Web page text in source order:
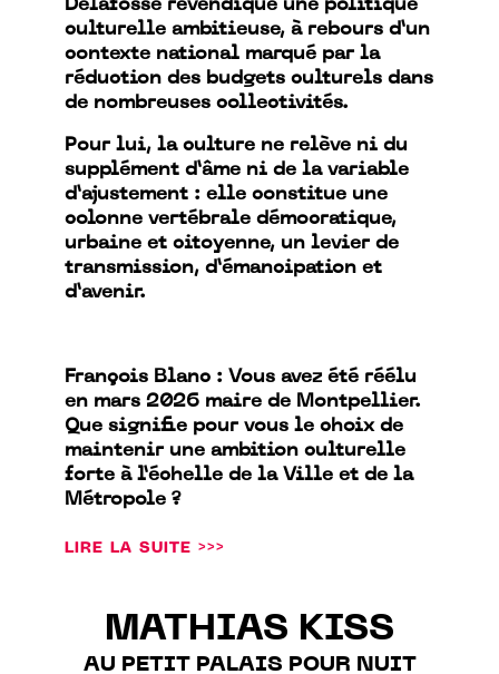
Delafosse revendique une politique
culturelle ambitieuse, à rebours d’un
contexte national marqué par la
réduction des budgets culturels dans
de nombreuses collectivités.
Pour lui, la culture ne relève ni du
supplément d’âme ni de la variable
d’ajustement : elle constitue une
colonne vertébrale démocratique,
urbaine et citoyenne, un levier de
transmission, d’émancipation et
d’avenir.
François Blanc : Vous avez été réélu
en mars 2026 maire de Montpellier.
Que signifie pour vous le choix de
maintenir une ambition culturelle
forte à l’échelle de la Ville et de la
Métropole ?
LIRE LA SUITE >>>
MATHIAS KISS
AU PETIT PALAIS POUR NUIT